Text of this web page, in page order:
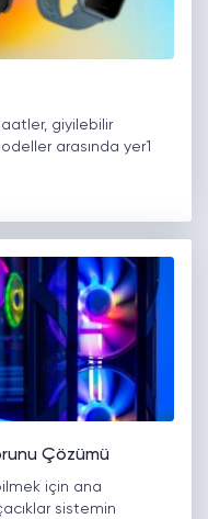
giyilebilir
arasında yer1
Çözümü
için ana
sistemin